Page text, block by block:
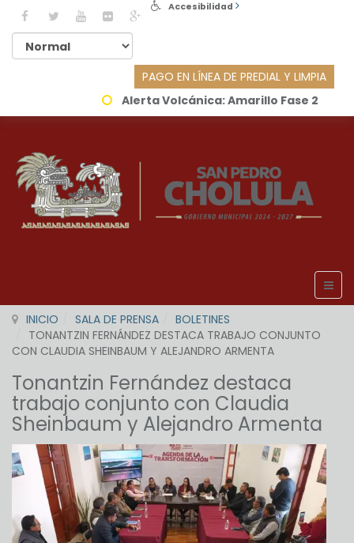
Accesibilidad
PAGO EN LÍNEA DE PREDIAL Y LIMPIA
Alerta Volcánica:Amarillo Fase 2
INICIO SALA DE PRENSA
BOLETINES
TONANTZIN FERNÁNDEZ DESTACA TRABAJO CONJUNTO
CON CLAUDIA SHEINBAUM Y ALEJANDRO ARMENTA
Tonantzin Fernández destaca
trabajo conjunto con Claudia
Sheinbaum y Alejandro Armenta